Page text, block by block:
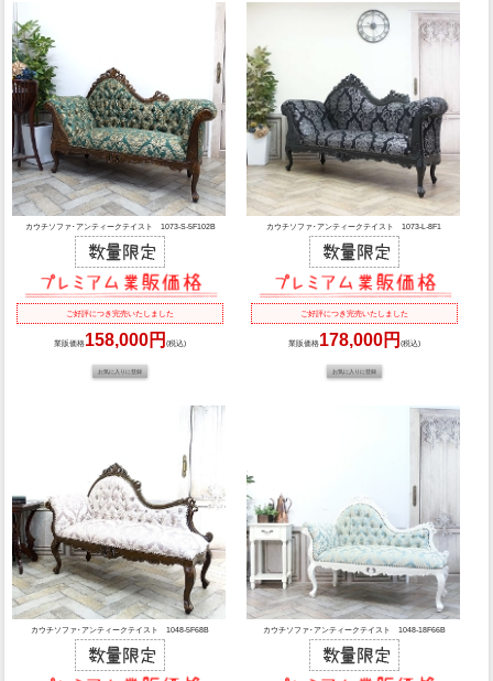
カウチソファ･アンティークテイスト 1073-S-5F102B
ご好評につき完売いたしました
業販価格158,000円(税込)
カウチソファ･アンティークテイスト 1073-L-8F1
ご好評につき完売いたしました
業販価格178,000円 (税込)
カウチソファ･アンティークテイスト 1048-5F68B カウチソファ･アンティークテイスト 1048-18F66B